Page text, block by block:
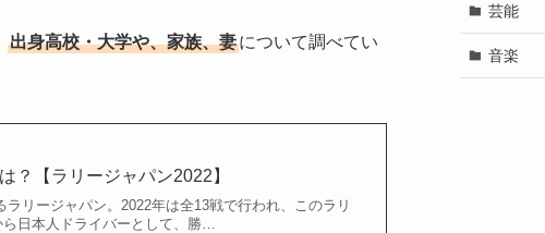
出身高校・大学や、家族、妻について調べてい
？【ラリージャパン2022】
リージャパン。2022年は全13戦で行われ、このラリ
日本人ドライバーとして、勝…
芸能
音楽